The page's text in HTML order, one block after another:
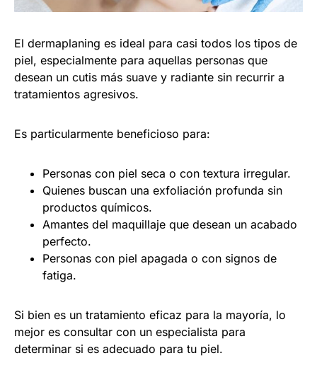
El dermaplaning es ideal para casi todos los tipos de
piel, especialmente para aquellas personas que
desean un cutis más suave y radiante sin recurrir a
tratamientos agresivos.
Es particularmente beneficioso para:
Personas con piel seca o con textura irregular.
Quienes buscan una exfoliación profunda sin
productos químicos.
Amantes del maquillaje que desean un acabado
perfecto.
Personas con piel apagada o con signos de
fatiga.
Si bien es un tratamiento eficaz para la mayoría, lo
mejor es consultar con un especialista para
determinar si es adecuado para tu piel.